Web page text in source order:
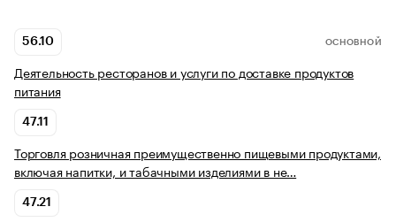
56.10 ОСНОВНОЙ
Деятельность ресторанов и услуги по доставке продуктов
питания
47.11
Торговля розничная преимущественно пищевыми продуктами,
включая напитки, и табачными изделиями в не…
47.21